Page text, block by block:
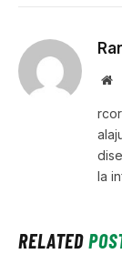
la
RELATED